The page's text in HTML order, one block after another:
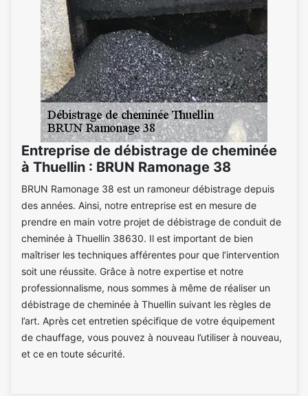
Entreprise de débistrage de cheminée
à Thuellin : BRUN Ramonage 38
BRUN Ramonage 38 est un ramoneur débistrage depuis
des années. Ainsi, notre entreprise est en mesure de
prendre en main votre projet de débistrage de conduit de
cheminée à Thuellin 38630. Il est important de bien
maîtriser les techniques afférentes pour que l’intervention
soit une réussite. Grâce à notre expertise et notre
professionnalisme, nous sommes à même de réaliser un
débistrage de cheminée à Thuellin suivant les règles de
l’art. Après cet entretien spécifique de votre équipement
de chauffage, vous pouvez à nouveau l’utiliser à nouveau,
et ce en toute sécurité.